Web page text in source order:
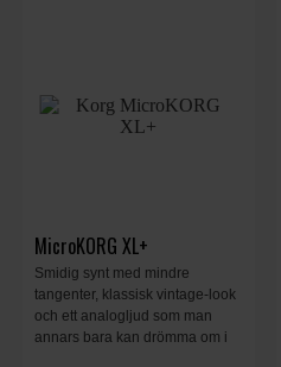
MicroKORG XL+
Smidig synt med mindre
tangenter, klassisk vintage-look
och ett analogljud som man
annars bara kan drömma om i